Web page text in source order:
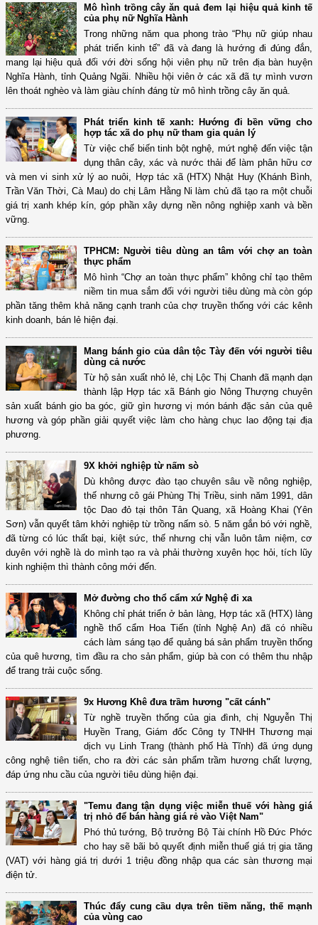
Mô hình trồng cây ăn quả đem lại hiệu quả kinh tế
của phụ nữ Nghĩa Hành
Trong những năm qua phong trào “Phụ nữ giúp nhau
phát triển kinh tế” đã và đang là hướng đi đúng đắn,
mang lại hiệu quả đối với đời sống hội viên phụ nữ trên địa bàn huyện
Nghĩa Hành, tỉnh Quảng Ngãi. Nhiều hội viên ở các xã đã tự mình vươn
lên thoát nghèo và làm giàu chính đáng từ mô hình trồng cây ăn quả.
Phát triển kinh tế xanh: Hướng đi bền vững cho
hợp tác xã do phụ nữ tham gia quản lý
Từ việc chế biến tinh bột nghệ, mứt nghệ đến việc tận
dụng thân cây, xác và nước thải để làm phân hữu cơ
và men vi sinh xử lý ao nuôi, Hợp tác xã (HTX) Nhật Huy (Khánh Bình,
Trần Văn Thời, Cà Mau) do chị Lâm Hằng Ni làm chủ đã tạo ra một chuỗi
giá trị xanh khép kín, góp phần xây dựng nền nông nghiệp xanh và bền
vững.
TPHCM: Người tiêu dùng an tâm với chợ an toàn
thực phẩm
Mô hình “Chợ an toàn thực phẩm” không chỉ tạo thêm
niềm tin mua sắm đối với người tiêu dùng mà còn góp
phần tăng thêm khả năng cạnh tranh của chợ truyền thống với các kênh
kinh doanh, bán lẻ hiện đại.
Mang bánh gio của dân tộc Tày đến với người tiêu
dùng cả nước
Từ hộ sản xuất nhỏ lẻ, chị Lộc Thị Chanh đã mạnh dạn
thành lập Hợp tác xã Bánh gio Nông Thượng chuyên
sản xuất bánh gio ba góc, giữ gìn hương vị món bánh đặc sản của quê
hương và góp phần giải quyết việc làm cho hàng chục lao động tại địa
phương.
9X khởi nghiệp từ nấm sò
Dù không được đào tạo chuyên sâu về nông nghiệp,
thế nhưng cô gái Phùng Thị Triều, sinh năm 1991, dân
tộc Dao đỏ tại thôn Tân Quang, xã Hoàng Khai (Yên
Sơn) vẫn quyết tâm khởi nghiệp từ trồng nấm sò. 5 năm gắn bó với nghề,
đã từng có lúc thất bại, kiệt sức, thế nhưng chị vẫn luôn tâm niệm, cơ
duyên với nghề là do mình tạo ra và phải thường xuyên học hỏi, tích lũy
kinh nghiệm thì thành công mới đến.
Mở đường cho thổ cẩm xứ Nghệ đi xa
Không chỉ phát triển ở bản làng, Hợp tác xã (HTX) làng
nghề thổ cẩm Hoa Tiến (tỉnh Nghệ An) đã có nhiều
cách làm sáng tạo để quảng bá sản phẩm truyền thống
của quê hương, tìm đầu ra cho sản phẩm, giúp bà con có thêm thu nhập
để trang trải cuộc sống.
9x Hương Khê đưa trầm hương "cất cánh"
Từ nghề truyền thống của gia đình, chị Nguyễn Thị
Huyền Trang, Giám đốc Công ty TNHH Thương mại
dịch vụ Linh Trang (thành phố Hà Tĩnh) đã ứng dụng
công nghệ tiên tiến, cho ra đời các sản phẩm trầm hương chất lượng,
đáp ứng nhu cầu của người tiêu dùng hiện đại.
"Temu đang tận dụng việc miễn thuế với hàng giá
trị nhỏ để bán hàng giá rẻ vào Việt Nam"
Phó thủ tướng, Bộ trưởng Bộ Tài chính Hồ Đức Phớc
cho hay sẽ bãi bỏ quyết định miễn thuế giá trị gia tăng
(VAT) với hàng giá trị dưới 1 triệu đồng nhập qua các sàn thương mại
điện tử.
Thúc đẩy cung cầu dựa trên tiềm năng, thế mạnh
của vùng cao